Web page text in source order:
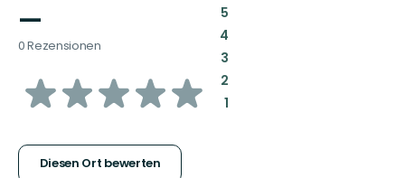
—
0 Rezensionen
von
Sternen
Diesen Ort bewerten
5:
4:
3:
2:
1: